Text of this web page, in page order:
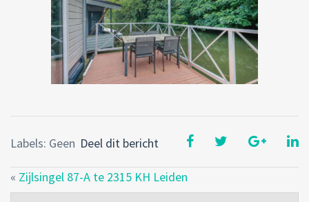
Deel dit bericht
Labels: Geen
« Zijlsingel 87-A te 2315 KH Leiden